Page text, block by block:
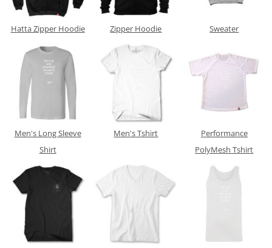
Hatta Zipper Hoodie Zipper Hoodie Sweater
Men's Long Sleeve
Shirt
Men's Tshirt
Performance
PolyMesh Tshirt